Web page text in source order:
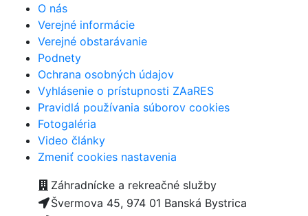
O nás
Verejné informácie
Verejné obstarávanie
Podnety
Ochrana osobných údajov
Vyhlásenie o prístupnosti ZAaRES
Pravidlá používania súborov cookies
Fotogaléria
Video články
Zmeniť cookies nastavenia
Záhradnícke a rekreačné služby
Švermova 45, 974 01 Banská Bystrica